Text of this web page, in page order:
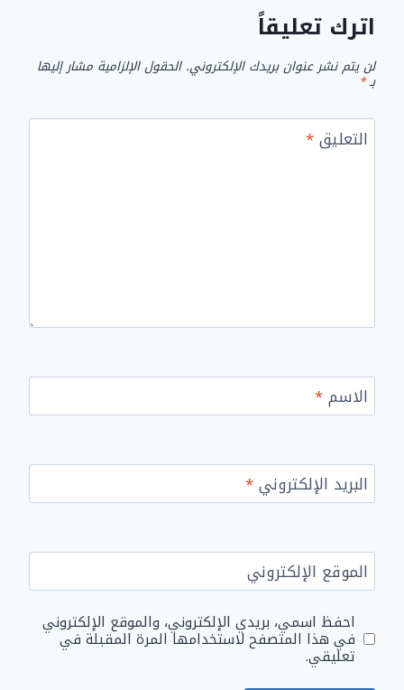
اترك تعليقاً
لن يتم نشر عنوان بريدك الإلكتروني. الحقول الإلزامية مشار إليها
بـ*
التعليق*
الاسم*
البريد الإلكتروني*
الموقع الإلكتروني
احفظ اسمي، بريدي الإلكتروني، والموقع الإلكتروني
في هذا المتصفح لاستخدامها المرة المقبلة في
تعليقي.